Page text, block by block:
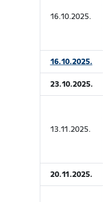
16.10.2025.
16.10.2025.
23.10.2025.
13.11.2025.
20.11.2025.